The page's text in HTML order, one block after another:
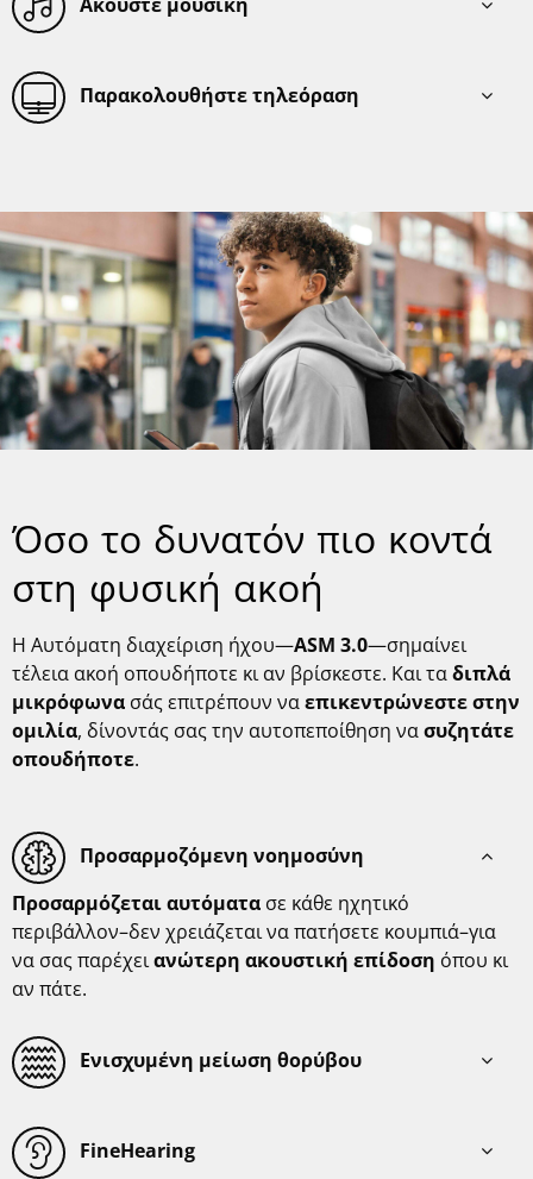
Παρακολουθήστε τηλεόραση
Όσο το δυνατόν πιο κοντά
στη φυσική ακοή
Η Αυτόματη διαχείριση ήχου—ASM 3.0—σημαίνει
τέλεια ακοή οπουδήποτε κι αν βρίσκεστε. Και ταδιπλά
μικρόφωνα σάς επιτρέπουν ναεπικεντρώνεστε στην
ομιλία, δίνοντάς σας την αυτοπεποίθηση νασυζητάτε
οπουδήποτε.
Προσαρμοζόμενη νοημοσύνη
Προσαρμόζεται αυτόματα σε κάθε ηχητικό
περιβάλλον–δεν χρειάζεται να πατήσετε κουμπιά–για
να σας παρέχειανώτερη ακουστική επίδοση όπου κι
αν πάτε.
Ενισχυμένη μείωση θορύβου
FineHearing